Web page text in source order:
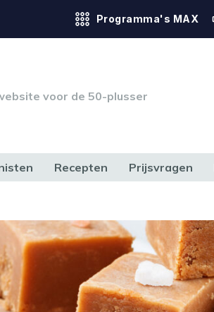
Programma's MAX
voor de 50-plusser
Recepten Prijsvragen